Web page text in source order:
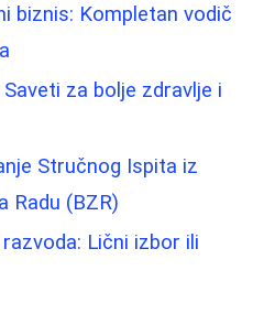
biznis: Kompletan vodič
za bolje zdravlje i
Stručnog Ispita iz
Radu (BZR)
Lični izbor ili